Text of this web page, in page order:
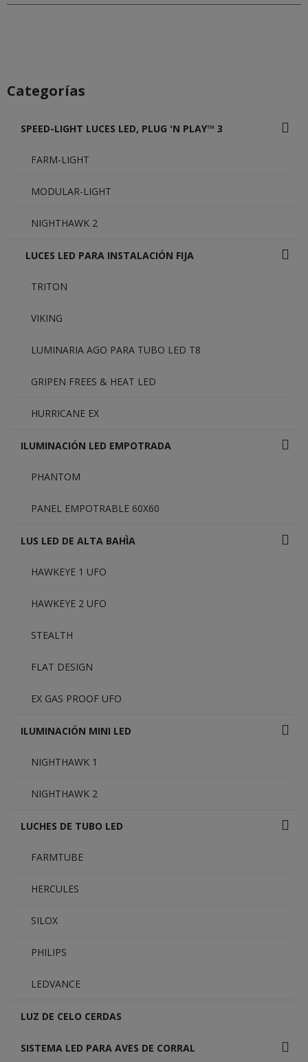
Categorías
SPEED-LIGHT LUCES LED, PLUG 'N PLAY™ 3
FARM-LIGHT
MODULAR-LIGHT
NIGHTHAWK 2
LUCES LED PARA INSTALACIÓN FIJA
TRITON
VIKING
LUMINARIA AGO PARA TUBO LED T8
GRIPEN FREES & HEAT LED
HURRICANE EX
ILUMINACIÓN LED EMPOTRADA
PHANTOM
PANEL EMPOTRABLE 60X60
LUS LED DE ALTA BAHÌA
HAWKEYE 1 UFO
HAWKEYE 2 UFO
STEALTH
FLAT DESIGN
EX GAS PROOF UFO
ILUMINACIÓN MINI LED
NIGHTHAWK 1
NIGHTHAWK 2
LUCHES DE TUBO LED
FARMTUBE
HERCULES
SILOX
PHILIPS
LEDVANCE
LUZ DE CELO CERDAS
SISTEMA LED PARA AVES DE CORRAL